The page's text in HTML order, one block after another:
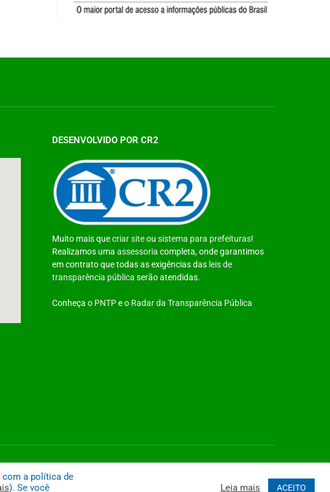
DESENVOLVIDO POR CR2
Muito mais quecriar siteou sistema para prefeituras!
Realizamos uma assessoria completa, onde garantimos
em contrato que todas as exigências das leis de
transparência pública serão atendidas.
Conheça o PNTPe o Radar da Transparência Pública
com a política de
). Se você Leia mais ACEITO